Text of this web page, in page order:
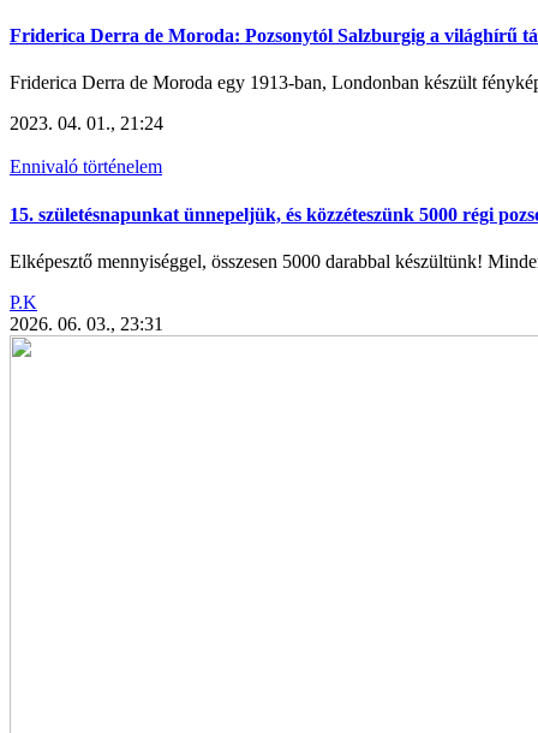
Friderica Derra de Moroda: Pozsonytól Salzburgig a világhírű
Friderica Derra de Moroda egy 1913-ban, Londonban készült
2023. 04. 01., 21:24
Ennivaló történelem
15. születésnapunkat ünnepeljük, és közzéteszünk 5000 régi
Elképesztő mennyiséggel, összesen 5000 darabbal készültünk!
P.K
2026. 06. 03., 23:31